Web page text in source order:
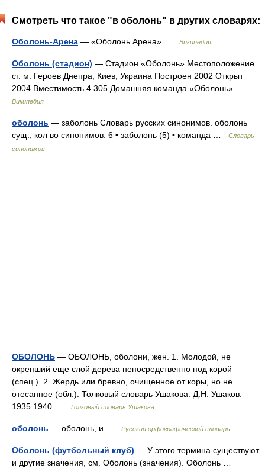
Смотреть что такое "в оболонь" в других словарях:
Оболонь-Арена — «Оболонь Арена» … Википедия
Оболонь (стадион) — Стадион «Оболонь» Местоположение
ст. м. Героев Днепра, Киев, Украина Построен 2002 Открыт
2004 Вместимость 4 305 Домашняя команда «Оболонь» …
Википедия
оболонь — заболонь Словарь русских синонимов. оболонь
сущ., кол во синонимов: 6 • заболонь (5) • команда …
Словарь
синонимов
ОБОЛОНЬ — ОБОЛОНЬ, оболони, жен. 1. Молодой, не
окрепший еще слой дерева непосредственно под корой
(спец.). 2. Жердь или бревно, очищенное от коры, но не
отесанное (обл.). Толковый словарь Ушакова. Д.Н. Ушаков.
1935 1940 …
Толковый словарь Ушакова
оболонь — оболонь, и … Русский орфографический словарь
Оболонь (футбольный клуб) — У этого термина существуют
и другие значения, см. Оболонь (значения). Оболонь …